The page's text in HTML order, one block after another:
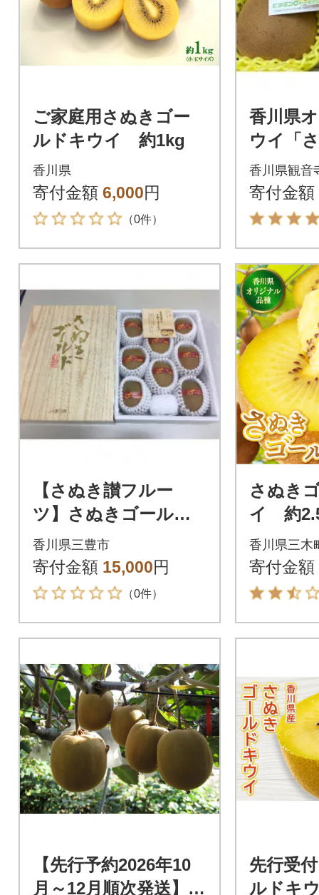
ご家庭用さぬきゴー
ルドキウイ 約1kg
香川県
寄付金額 6,000円
（0件）
香川県
ウイ「
ド」大
香川県観音
寄付金額
【さぬき讃フルー
ツ】さぬきゴールド
キウイ(黄様)約1.5kg
化粧箱入り
香川県三豊市
寄付金額 15,000円
（0件）
さぬき
イ 約
香川県三木
寄付金額
【先行予約2026年10
月～12月順次発送】訳
先行受
ルドキ